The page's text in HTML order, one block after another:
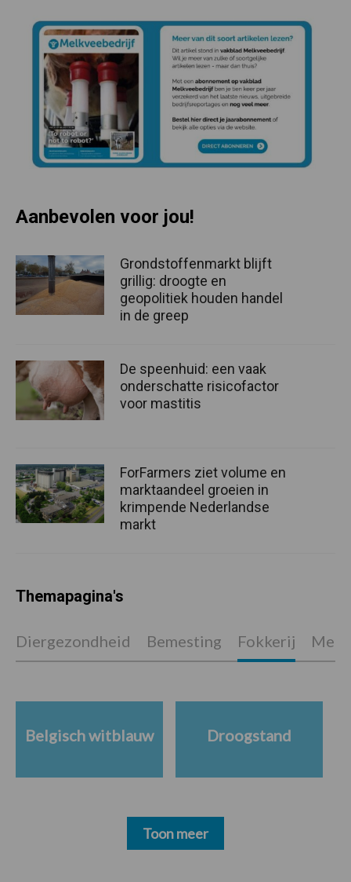
Aanbevolen voor jou!
Grondstoffenmarkt blijft
grillig: droogte en
geopolitiek houden handel
in de greep
De speenhuid: een vaak
onderschatte risicofactor
voor mastitis
ForFarmers ziet volume en
marktaandeel groeien in
krimpende Nederlandse
markt
Themapagina's
Diergezondheid Bemesting Fokkerij
Belgisch witblauw Droogstand
Toon meer